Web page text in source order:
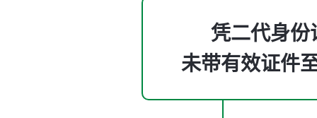
凭二代身
未带有效证件